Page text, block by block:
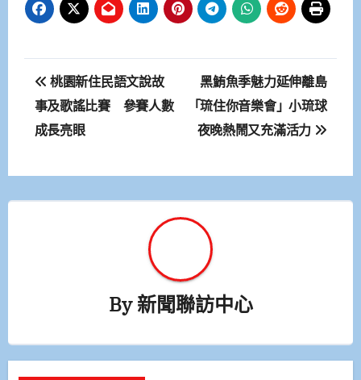
文
章
導
覽
桃園新住民語文說故
事及歌謠比賽 參賽人數
成長亮眼
黑鮪魚季魅力延伸離島
「琉住你音樂會」小琉球
夜晚熱鬧又充滿活力
By新聞聯訪中心